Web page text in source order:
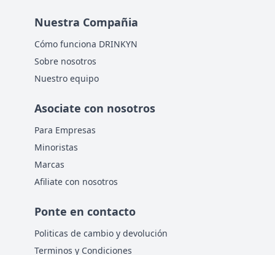
Nuestra Compañia
Cómo funciona DRINKYN
Sobre nosotros
Nuestro equipo
Asociate con nosotros
Para Empresas
Minoristas
Marcas
Afiliate con nosotros
Ponte en contacto
Politicas de cambio y devolución
Terminos y Condiciones